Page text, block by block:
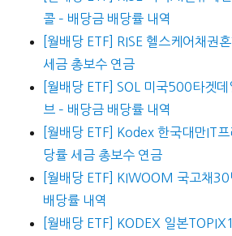
콜 – 배당금 배당률 내역
[월배당 ETF] RISE 헬스케어채권
세금 총보수 연금
[월배당 ETF] SOL 미국500타겟데
브 – 배당금 배당률 내역
[월배당 ETF] Kodex 한국대만IT프
당률 세금 총보수 연금
[월배당 ETF] KIWOOM 국고채30
배당률 내역
[월배당 ETF] KODEX 일본